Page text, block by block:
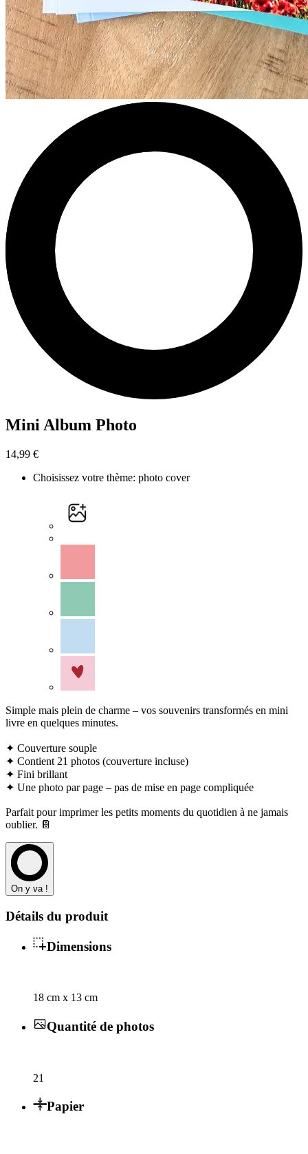
Mini Album Photo
14,99 €
Choisissez votre thème: photo cover
Simple mais plein de charme – vos souvenirs transformés en mini
livre en quelques minutes.
✦ Couverture souple
✦ Contient 21 photos (couverture incluse)
✦ Fini brillant
✦ Une photo par page – pas de mise en page compliquée
Parfait pour imprimer les petits moments du quotidien à ne jamais
oublier. 📔
On y va !
Détails du produit
Dimensions
18 cm x 13 cm
Quantité de photos
21
Papier